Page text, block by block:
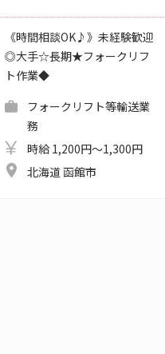
《時間相談OK♪》未経験歓迎
◎大手☆長期★フォークリフ
ト作業◆
フォークリフト等輸送業
務
時給 1,200円～1,300円
北海道 函館市